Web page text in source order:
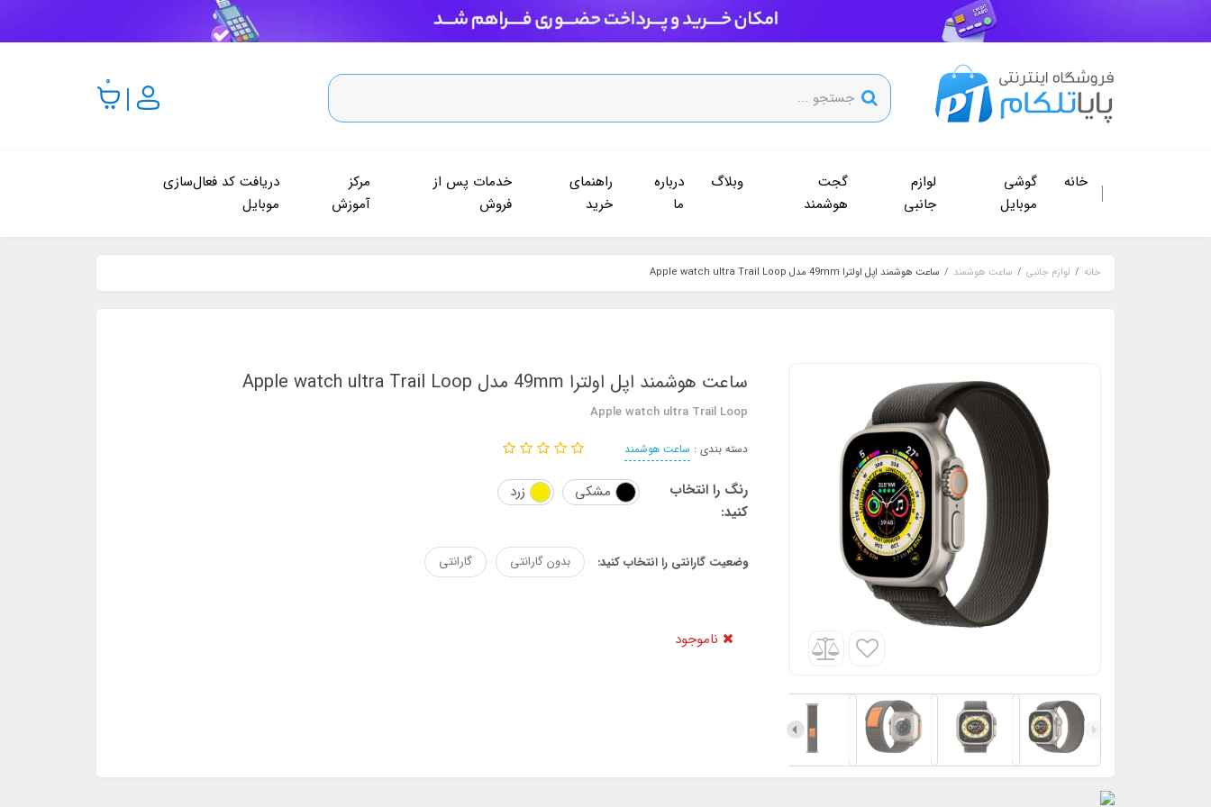
0
خانه
گوشی
موبایل
لوازم
جانبی
گجت
هوشمند
وبلاگ
درباره
ما
راهنمای
خرید
خدمات پس از
فروش
مرکز
آموزش
دریافت کد فعال‌سازی
موبایل
خانه لوازم جانبی ساعت هوشمند ساعت هوشمند اپل اولترا 49mm مدل Apple watch ultra Trail Loop
ساعت هوشمند اپل اولترا 49mm مدل Apple watch ultra Trail Loop
Apple watch ultra Trail Loop
دسته بندی : ساعت هوشمند
رنگ را انتخاب
کنید:
مشکی زرد
وضعیت گارانتی را انتخاب کنید: بدون گارانتی گارانتی
ناموجود